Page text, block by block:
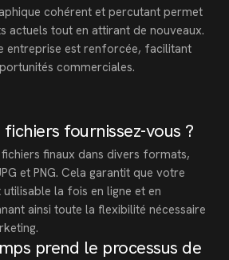
cohérent et percutant permet
actuels tout en attirant de nouveaux.
entreprise est renforcée, facilitant
commerciales.
fournissez-vous ?
finaux dans divers formats,
et PNG. Cela garantit que votre
utilisable la fois en ligne et en
ainsi toute la flexibilité nécessaire
prend le processus de